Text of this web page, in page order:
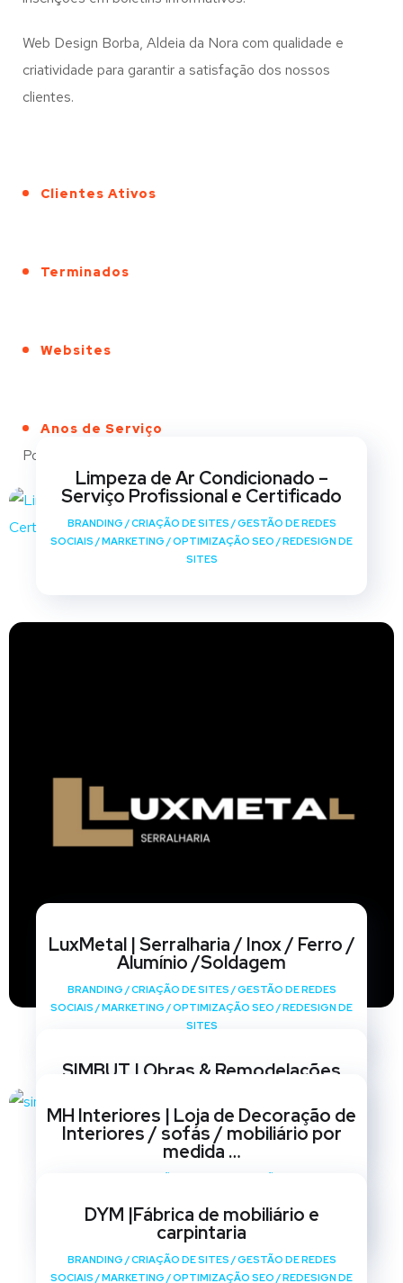
Web Design Borba, Aldeia da Nora com qualidade e
criatividade para garantir a satisfação dos nossos
clientes.
Clientes Ativos
Terminados
Websites
Anos de Serviço
Portfólio
Limpeza de Ar Condicionado –
Serviço Profissional e Certificado
BRANDING /CRIAÇÃO DE SITES /GESTÃO DE REDES
SOCIAIS /MARKETING /OPTIMIZAÇÃO SEO /REDESIGN DE
SITES
LuxMetal | Serralharia / Inox / Ferro /
Alumínio /Soldagem
BRANDING /CRIAÇÃO DE SITES /GESTÃO DE REDES
SOCIAIS /MARKETING /OPTIMIZAÇÃO SEO /REDESIGN DE
SITES
SIMBUT | Obras & Remodelações
SOCIAIS /MARKETING OPTIMIZAÇÃO SEO/ REDESIGN DE
SITES
MH Interiores | Loja de Decoração de
Interiores / sofás / mobiliário por
medida …
SITES
DYM |Fábrica de mobiliário e
carpintaria
BRANDING /CRIAÇÃO DE SITES /GESTÃO DE REDES
SOCIAIS /MARKETING /OPTIMIZAÇÃO SEO /REDESIGN DE